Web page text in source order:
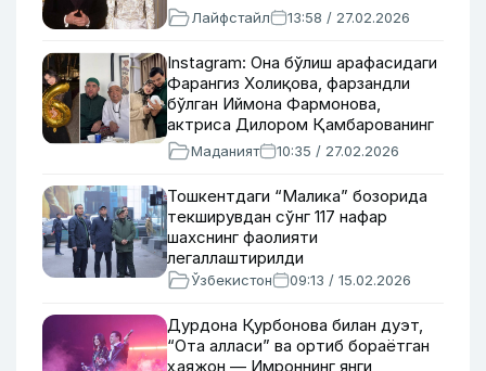
Лайфстайл 13:58 / 27.02.2026
Instagram: Она бўлиш арафасидаги
Фарангиз Холиқова, фарзандли
бўлган Иймона Фармонова,
актриса Дилором Қамбарованинг
қиёфадоши ким?
Маданият 10:35 / 27.02.2026
Тошкентдаги “Малика” бозорида
текширувдан сўнг 117 нафар
шахснинг фаолияти
легаллаштирилди
Ўзбекистон 09:13 / 15.02.2026
Дурдона Қурбонова билан дуэт,
“Ота алласи” ва ортиб бораётган
ҳаяжон — Имроннинг янги